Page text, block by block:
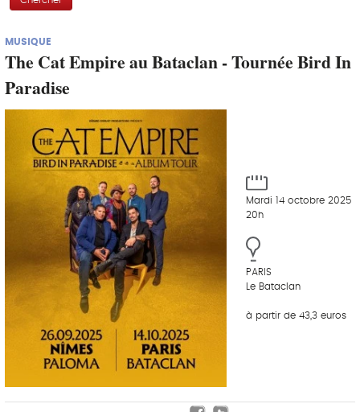
MUSIQUE
The Cat Empire au Bataclan - Tournée Bird In
Paradise
Mardi 14 octobre 2025
20h
PARIS
Le Bataclan
à partir de 43,3 euros